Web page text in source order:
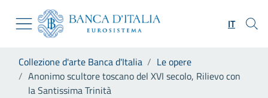
Skip to Main Content
Vai al sito istituzionale
Vai al menu di navigazione
Vai alla ricerca
Vai al footer
IT
Collezione d'arte Banca d'Italia
Le opere
Anonimo scultore toscano del XVI secolo, Rilievo con
la Santissima Trinità